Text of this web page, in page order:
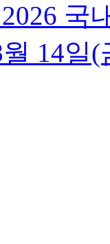
국
14일(